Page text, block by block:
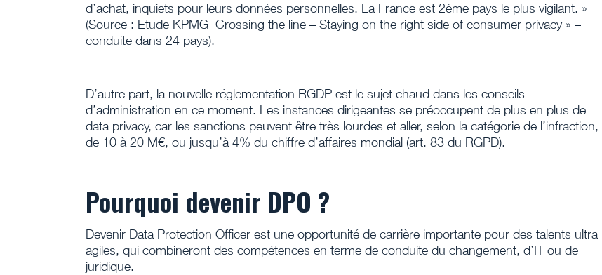
d’achat, inquiets pour leurs données personnelles. La France est 2ème pays le plus vigilant. »
(Source : Etude KPMG Crossing the line – Staying on the right side of consumer privacy » –
conduite dans 24 pays).
D’autre part, la nouvelle réglementation RGDP est le sujet chaud dans les conseils
d’administration en ce moment. Les instances dirigeantes se préoccupent de plus en plus de
data privacy, car les sanctions peuvent être très lourdes et aller, selon la catégorie de l’infraction,
de 10 à 20 M€, ou jusqu’à 4% du chiffre d’affaires mondial (art. 83 du RGPD).
Pourquoi devenir DPO ?
Devenir Data Protection Officer est une opportunité de carrière importante pour des talents ultra
agiles, qui combineront des compétences en terme de conduite du changement, d’IT ou de
juridique.